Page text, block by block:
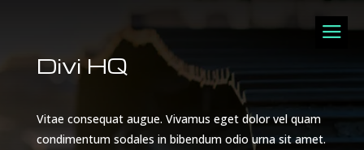
a
Divi HQ
Vitae consequat augue. Vivamus eget dolor vel quam
condimentum sodales in bibendum odio urna sit amet.